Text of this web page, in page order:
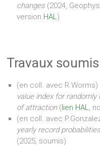
changes (2024,
version HAL)
Travaux
(en coll. avec R.Worms)
value index for
of attraction(lien HAL,
(en coll. avec
yearly record
(2025, soumis)